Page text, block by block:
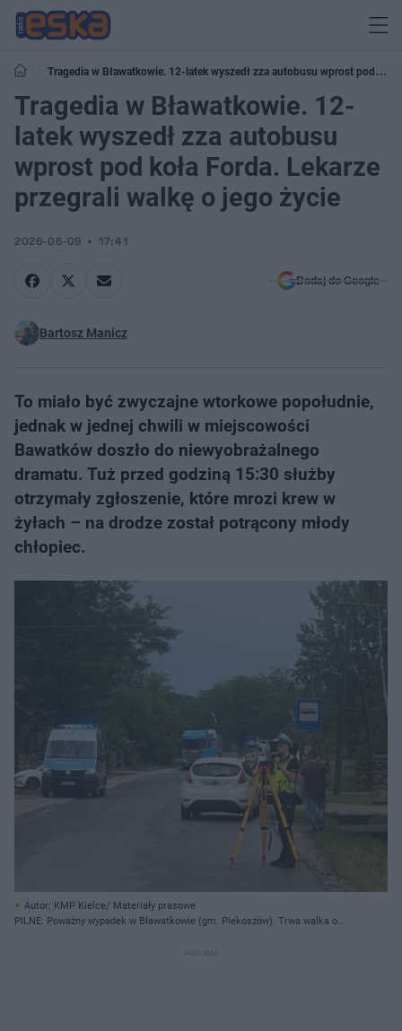
Tragedia w Bławatkowie. 12-latek wyszedł zza autobusu wprost pod koła
Forda. Lekarze przegrali walkę o jego życie
Tragedia w Bławatkowie. 12-
latek wyszedł zza autobusu
wprost pod koła Forda. Lekarze
przegrali walkę o jego życie
2026-06-09 17:41
Dodaj do Google
Bartosz Manicz
To miało być zwyczajne wtorkowe popołudnie,
jednak w jednej chwili w miejscowości
Bawatków doszło do niewyobrażalnego
dramatu. Tuż przed godziną 15:30 służby
otrzymały zgłoszenie, które mrozi krew w
żyłach – na drodze został potrącony młody
chłopiec.
Autor: KMP Kielce/ Materiały prasowe
PILNE: Poważny wypadek w Bławatkowie (gm. Piekoszów). Trwa walka o